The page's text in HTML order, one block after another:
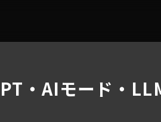
・AIモード・